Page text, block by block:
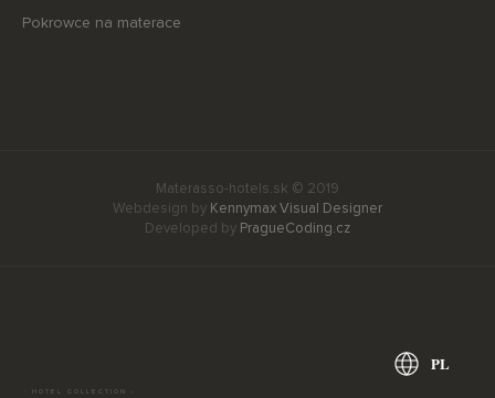
Pokrowce na materace
Materasso-hotels.sk © 2019
Webdesign by Kennymax Visual Designer
Developed by PragueCoding.cz
- HOTEL COLLECTION -
PL